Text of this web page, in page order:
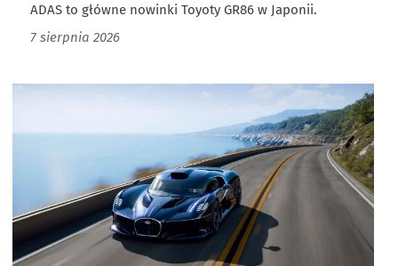
ADAS to główne nowinki Toyoty GR86 w Japonii.
7 sierpnia 2026